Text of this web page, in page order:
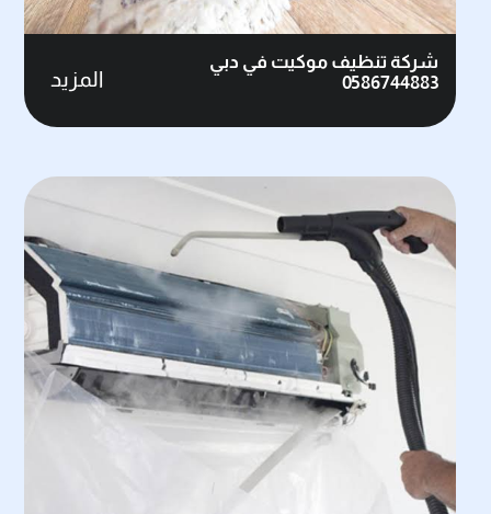
شركة تنظيف موكيت في دبي
0586744883
المزيد